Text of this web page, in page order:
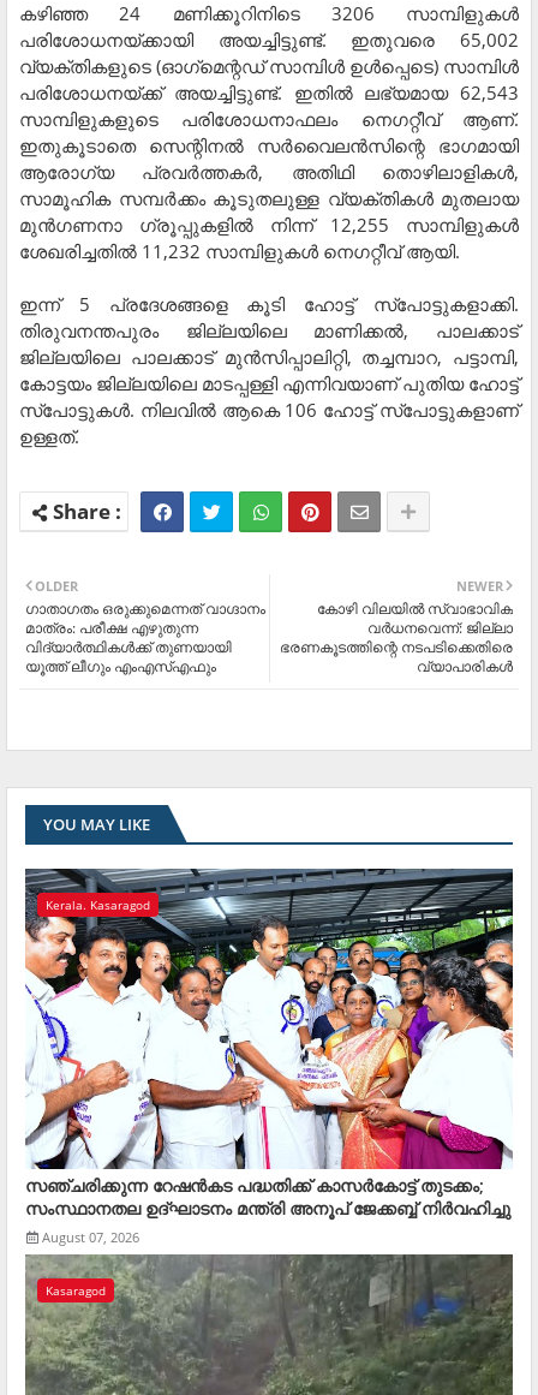
കഴിഞ്ഞ 24 മണിക്കൂറിനിടെ 3206 സാമ്പിളുകള്‍
പരിശോധനയ്ക്കായി അയച്ചിട്ടുണ്ട്. ഇതുവരെ 65,002
വ്യക്തികളുടെ (ഓഗ്‌മെന്റഡ് സാമ്പിള്‍ ഉള്‍പ്പെടെ) സാമ്പിള്‍
പരിശോധനയ്ക്ക് അയച്ചിട്ടുണ്ട്. ഇതില്‍ ലഭ്യമായ 62,543
സാമ്പിളുകളുടെ പരിശോധനാഫലം നെഗറ്റീവ് ആണ്.
ഇതുകൂടാതെ സെന്റിനല്‍ സര്‍വൈലന്‍സിന്റെ ഭാഗമായി
ആരോഗ്യ പ്രവര്‍ത്തകര്‍, അതിഥി തൊഴിലാളികള്‍,
സാമൂഹിക സമ്പര്‍ക്കം കൂടുതലുള്ള വ്യക്തികള്‍ മുതലായ
മുന്‍ഗണനാ ഗ്രൂപ്പുകളില്‍ നിന്ന് 12,255 സാമ്പിളുകള്‍
ശേഖരിച്ചതില്‍ 11,232 സാമ്പിളുകള്‍ നെഗറ്റീവ് ആയി.
ഇന്ന് 5 പ്രദേശങ്ങളെ കൂടി ഹോട്ട് സ്‌പോട്ടുകളാക്കി.
തിരുവനന്തപുരം ജില്ലയിലെ മാണിക്കല്‍, പാലക്കാട്
ജില്ലയിലെ പാലക്കാട് മുന്‍സിപ്പാലിറ്റി, തച്ചമ്പാറ, പട്ടാമ്പി,
കോട്ടയം ജില്ലയിലെ മാടപ്പള്ളി എന്നിവയാണ് പുതിയ ഹോട്ട്
സ്‌പോട്ടുകള്‍. നിലവില്‍ ആകെ 106 ഹോട്ട് സ്‌പോട്ടുകളാണ്
ഉള്ളത്.
NEWER
കോഴി വിലയില്‍ സ്വാഭാവിക
വര്‍ധനവെന്ന്: ജില്ലാ
ഭരണകൂടത്തിന്റെ നടപടിക്കെതിരെ
വ്യാപാരികള്‍
OLDER
ഗാതാഗതം ഒരുക്കുമെന്നത് വാഗ്ദാനം
മാത്രം: പരീക്ഷ എഴുതുന്ന
വിദ്യാര്‍ത്ഥികള്‍ക്ക് തുണയായി
യൂത്ത് ലീഗും എംഎസ്എഫും
YOU MAY LIKE
Kerala. Kasaragod
സഞ്ചരിക്കുന്ന റേഷന്‍കട പദ്ധതിക്ക് കാസര്‍കോട്ട് തുടക്കം;
സംസ്ഥാനതല ഉദ്ഘാടനം മന്ത്രി അനൂപ് ജേക്കബ്ബ് നിര്‍വഹിച്ചു
August 07, 2026
Kasaragod